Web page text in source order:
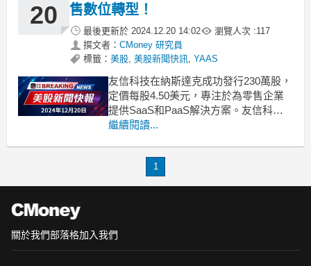
20
售數位轉型！
最後更新於 2024.12.20 14:02 瀏覽人次 :117
撰文者： CMoney 研究員
標籤： 美股, 美股新聞快訊, YAAS
友信科技在納斯達克成功發行230萬股，
定價每股4.50美元，專注於為零售企業
提供SaaS和PaaS解決方案。友信科技
（NASDAQ: YAAS）近日宣佈其首次公
進一步拓展市場的關鍵步驟。作為一家
繼續閱讀...
1
關於我們部落格加入我們